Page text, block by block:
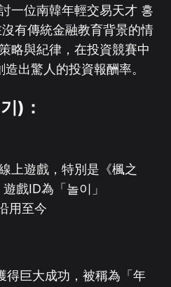
一位南韓年輕交易天才 홍
有傳統金融教育背景的情
略與紀律，在投資競賽中
出驚人的投資報酬率。
)：
上遊戲，特別是《楓之
戲ID為「놀이」
用至今
得巨大成功，被稱為「年